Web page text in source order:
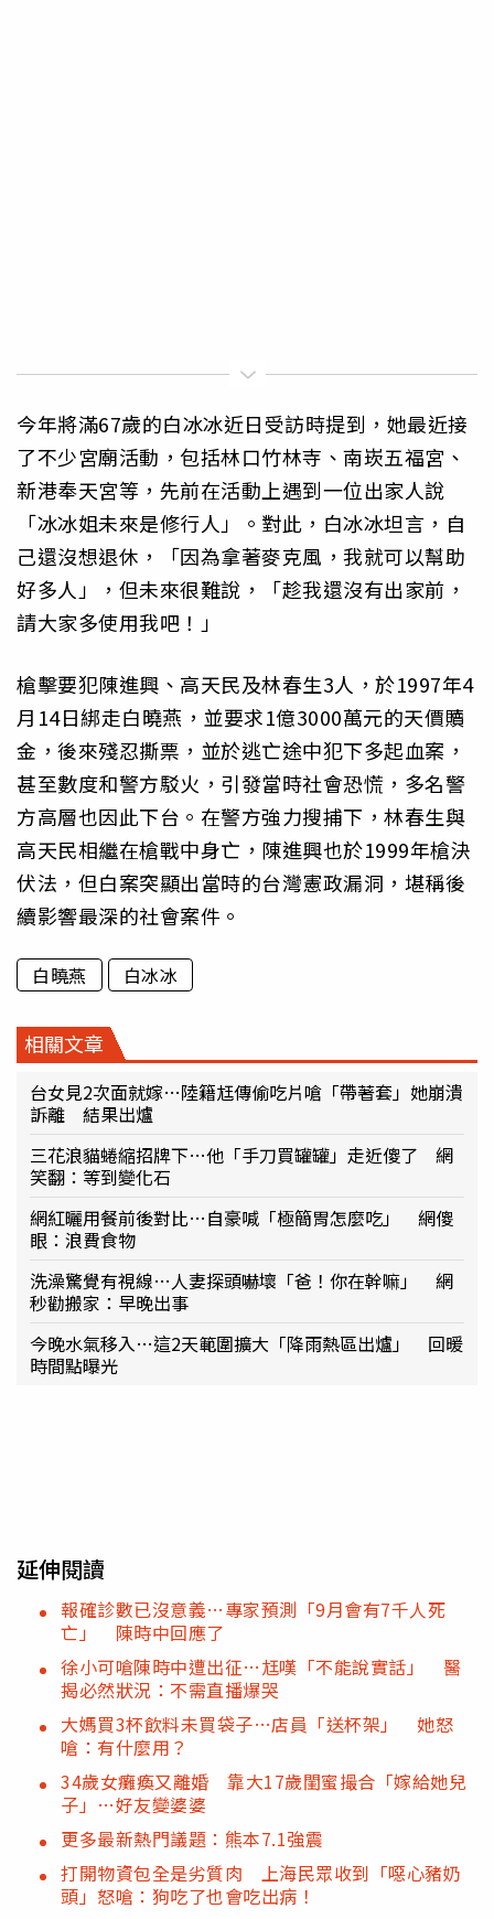
今年將滿67歲的白冰冰近日受訪時提到，她最近接
了不少宮廟活動，包括林口竹林寺、南崁五福宮、
新港奉天宮等，先前在活動上遇到一位出家人說
「冰冰姐未來是修行人」。對此，白冰冰坦言，自
己還沒想退休，「因為拿著麥克風，我就可以幫助
好多人」，但未來很難說，「趁我還沒有出家前，
請大家多使用我吧！」
槍擊要犯陳進興、高天民及林春生3人，於1997年4
月14日綁走白曉燕，並要求1億3000萬元的天價贖
金，後來殘忍撕票，並於逃亡途中犯下多起血案，
甚至數度和警方駁火，引發當時社會恐慌，多名警
方高層也因此下台。在警方強力搜捕下，林春生與
高天民相繼在槍戰中身亡，陳進興也於1999年槍決
伏法，但白案突顯出當時的台灣憲政漏洞，堪稱後
續影響最深的社會案件。
白曉燕 白冰冰
相關文章
台女見2次面就嫁…陸籍尪傳偷吃片嗆「帶著套」她崩潰
訴離 結果出爐
三花浪貓蜷縮招牌下…他「手刀買罐罐」走近傻了 網
笑翻：等到變化石
網紅曬用餐前後對比…自豪喊「極簡胃怎麼吃」 網傻
眼：浪費食物
洗澡驚覺有視線…人妻探頭嚇壞「爸！你在幹嘛」 網
秒勸搬家：早晚出事
今晚水氣移入…這2天範圍擴大「降雨熱區出爐」 回暖
時間點曝光
延伸閱讀
報確診數已沒意義…專家預測「9月會有7千人死
亡」 陳時中回應了
徐小可嗆陳時中遭出征…尪嘆「不能說實話」 醫
揭必然狀況：不需直播爆哭
大媽買3杯飲料未買袋子…店員「送杯架」 她怒
嗆：有什麼用？
34歲女癱瘓又離婚 靠大17歲閨蜜撮合「嫁給她兒
子」…好友變婆婆
更多最新熱門議題：熊本7.1強震
打開物資包全是劣質肉 上海民眾收到「噁心豬奶
頭」怒嗆：狗吃了也會吃出病！